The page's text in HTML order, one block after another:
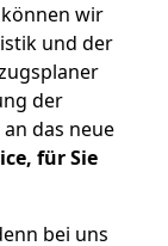
können wir
und der
der
das neue
für Sie
bei uns